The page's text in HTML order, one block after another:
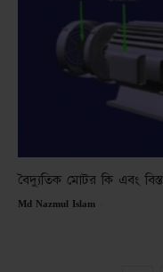
বৈদ্যুতিক মোটর কি এবং
Md Nazmul Islam